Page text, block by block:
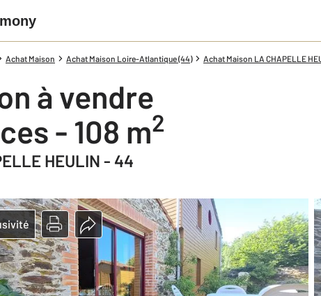
Achat Maison Achat Maison Loire-Atlantique (44) Achat Maison LA CHAPELLE
à vendre
- 108 m2
HEULIN - 44